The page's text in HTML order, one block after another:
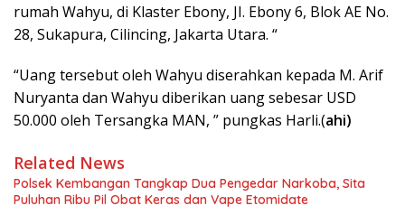
rumah Wahyu, di Klaster Ebony, JI. Ebony 6, Blok AE No.
28, Sukapura, Cilincing, Jakarta Utara. “
“Uang tersebut oleh Wahyu diserahkan kepada M. Arif
Nuryanta dan Wahyu diberikan uang sebesar USD
50.000 oleh Tersangka MAN, ” pungkas Harli.(ahi)
Related News
Polsek Kembangan Tangkap Dua Pengedar Narkoba, Sita
Puluhan Ribu Pil Obat Keras dan Vape Etomidate